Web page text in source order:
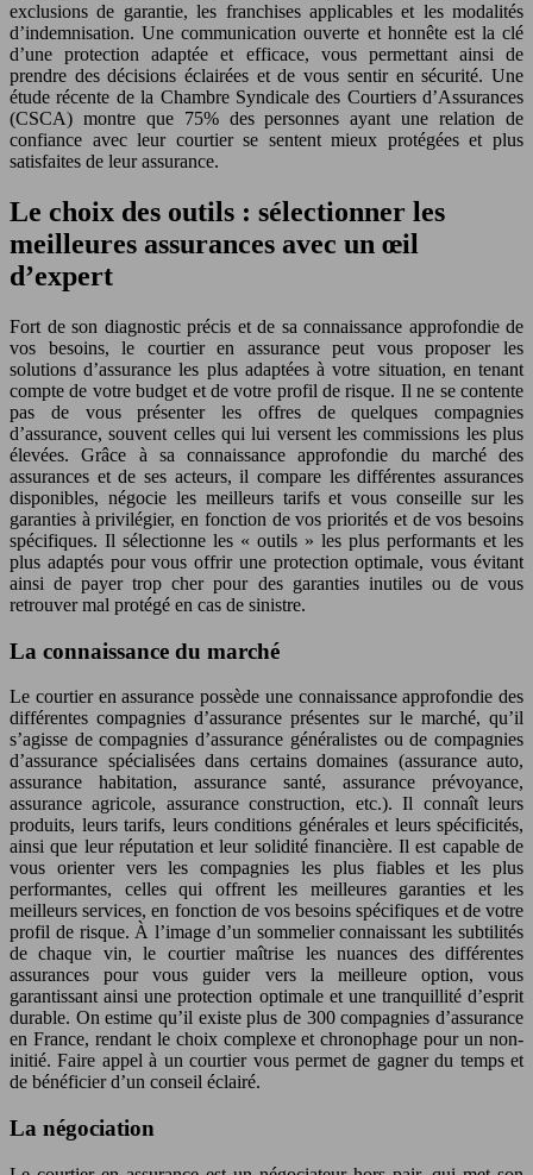
exclusions de garantie, les franchises applicables et les modalités
d’indemnisation. Une communication ouverte et honnête est la clé
d’une protection adaptée et efficace, vous permettant ainsi de
prendre des décisions éclairées et de vous sentir en sécurité. Une
étude récente de la Chambre Syndicale des Courtiers d’Assurances
(CSCA) montre que 75% des personnes ayant une relation de
confiance avec leur courtier se sentent mieux protégées et plus
satisfaites de leur assurance.
Le choix des outils : sélectionner les
meilleures assurances avec un œil
d’expert
Fort de son diagnostic précis et de sa connaissance approfondie de
vos besoins, le courtier en assurance peut vous proposer les
solutions d’assurance les plus adaptées à votre situation, en tenant
compte de votre budget et de votre profil de risque. Il ne se contente
pas de vous présenter les offres de quelques compagnies
d’assurance, souvent celles qui lui versent les commissions les plus
élevées. Grâce à sa connaissance approfondie du marché des
assurances et de ses acteurs, il compare les différentes assurances
disponibles, négocie les meilleurs tarifs et vous conseille sur les
garanties à privilégier, en fonction de vos priorités et de vos besoins
spécifiques. Il sélectionne les « outils » les plus performants et les
plus adaptés pour vous offrir une protection optimale, vous évitant
ainsi de payer trop cher pour des garanties inutiles ou de vous
retrouver mal protégé en cas de sinistre.
La connaissance du marché
Le courtier en assurance possède une connaissance approfondie des
différentes compagnies d’assurance présentes sur le marché, qu’il
s’agisse de compagnies d’assurance généralistes ou de compagnies
d’assurance spécialisées dans certains domaines (assurance auto,
assurance habitation, assurance santé, assurance prévoyance,
assurance agricole, assurance construction, etc.). Il connaît leurs
produits, leurs tarifs, leurs conditions générales et leurs spécificités,
ainsi que leur réputation et leur solidité financière. Il est capable de
vous orienter vers les compagnies les plus fiables et les plus
performantes, celles qui offrent les meilleures garanties et les
meilleurs services, en fonction de vos besoins spécifiques et de votre
profil de risque. À l’image d’un sommelier connaissant les subtilités
de chaque vin, le courtier maîtrise les nuances des différentes
assurances pour vous guider vers la meilleure option, vous
garantissant ainsi une protection optimale et une tranquillité d’esprit
durable. On estime qu’il existe plus de 300 compagnies d’assurance
en France, rendant le choix complexe et chronophage pour un non-
initié. Faire appel à un courtier vous permet de gagner du temps et
de bénéficier d’un conseil éclairé.
La négociation